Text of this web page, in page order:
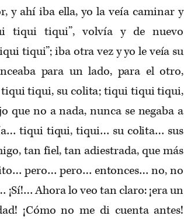
y ahí iba ella, yo la veía caminar y
tiqui tiqui”, volvía y de nuevo
tiqui”; iba otra vez y yo le veía su
para un lado, para el otro,
tiqui tiqui, su colita; tiqui tiqui tiqui,
que no a nada, nunca se negaba a
tiqui tiqui, tiqui… su colita… sus
tan fiel, tan adiestrada, que más
pero… pero… entonces… no, no
¡Sí!… Ahora loveo tan claro: ¡era un
¡Cómo no me di cuenta antes!